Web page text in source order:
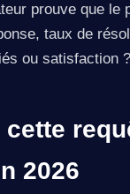
prouve que le
taux de
ou satisfaction ?
2026